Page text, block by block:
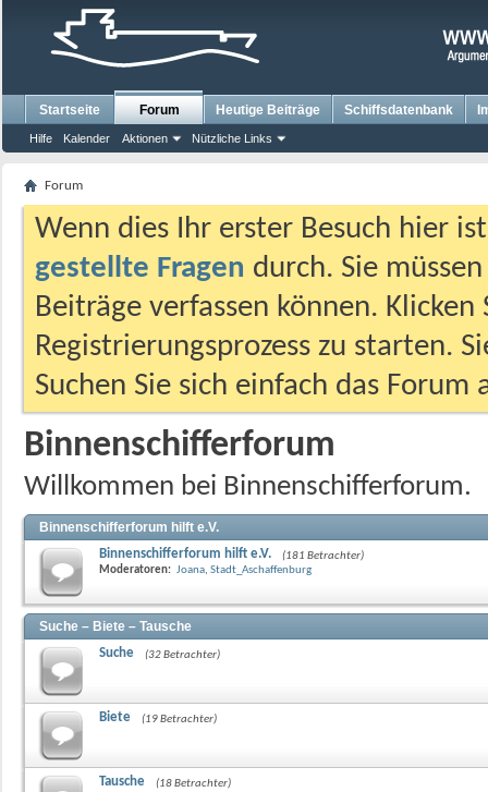
Startseite Forum
Hilfe Kalender Aktionen Nützliche Links
Heutige Beiträge Schiffsdatenbank
Forum
Wenn dies Ihr erster Besuch hier
gestellte Fragen durch. Sie
Beiträge verfassen können.
Registrierungsprozess zu starten.
Suchen Sie sich einfach das
Binnenschifferforum
Willkommen bei Binnenschifferforum.
Binnenschifferforum hilft e.V.
Binnenschifferforum hilft e.V.
(181 Betrachter)
Moderatoren: Joana, Stadt_Aschaffenburg
Suche – Biete – Tausche
Suche (32 Betrachter)
Biete (19 Betrachter)
Tausche (18 Betrachter)